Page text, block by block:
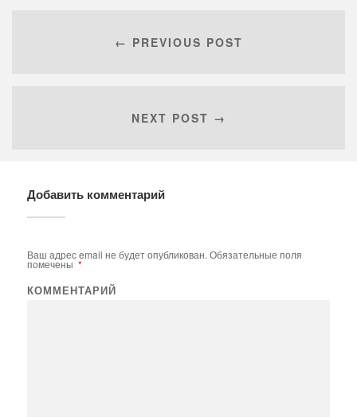
← PREVIOUS POST
NEXT POST →
Добавить комментарий
Ваш адрес email не будет опубликован.Обязательные поля
помечены *
КОММЕНТАРИЙ